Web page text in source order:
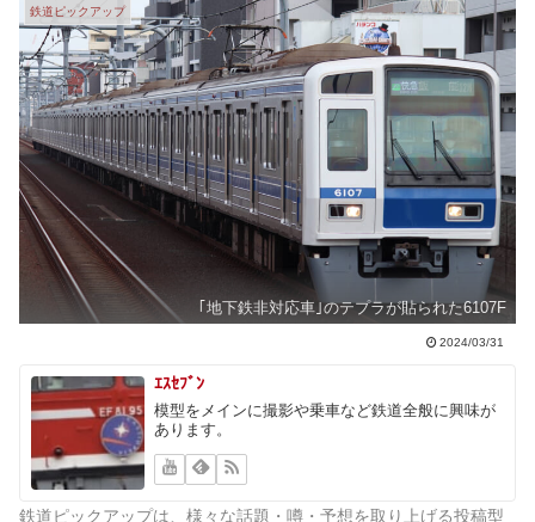
鉄道ピックアップ
｢地下鉄非対応車｣のテプラが貼られた6107F
2024/03/31
ｴｽｾﾌﾞﾝ
模型をメインに撮影や乗車など鉄道全般に興味が
あります。
鉄道ピックアップは、様々な話題・噂・予想を取り上げる投稿型